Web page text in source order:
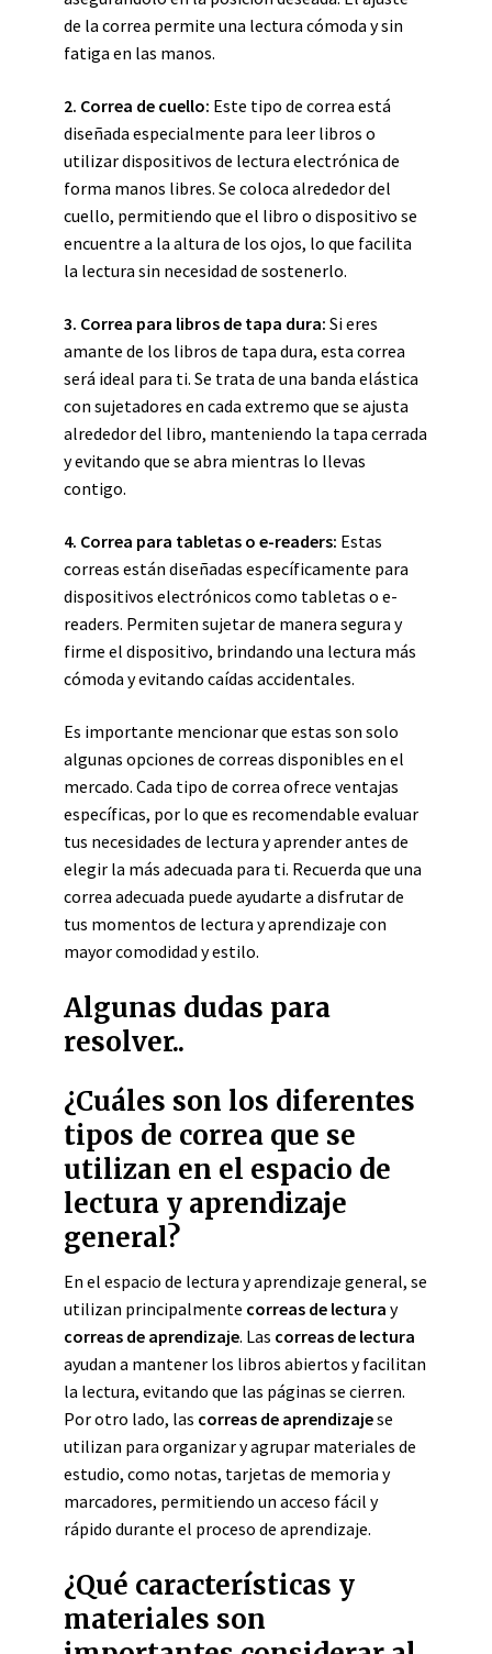
de la correa permite una lectura cómoda y sin
fatiga en las manos.
2. Correa de cuello: Este tipo de correa está
diseñada especialmente para leer libros o
utilizar dispositivos de lectura electrónica de
forma manos libres. Se coloca alrededor del
cuello, permitiendo que el libro o dispositivo se
encuentre a la altura de los ojos, lo que facilita
la lectura sin necesidad de sostenerlo.
3. Correa para libros de tapa dura: Si eres
amante de los libros de tapa dura, esta correa
será ideal para ti. Se trata de una banda elástica
con sujetadores en cada extremo que se ajusta
alrededor del libro, manteniendo la tapa cerrada
y evitando que se abra mientras lo llevas
contigo.
4. Correa para tabletas o e-readers: Estas
correas están diseñadas específicamente para
dispositivos electrónicos como tabletas o e-
readers. Permiten sujetar de manera segura y
firme el dispositivo, brindando una lectura más
cómoda y evitando caídas accidentales.
Es importante mencionar que estas son solo
algunas opciones de correas disponibles en el
mercado. Cada tipo de correa ofrece ventajas
específicas, por lo que es recomendable evaluar
tus necesidades de lectura y aprender antes de
elegir la más adecuada para ti. Recuerda que una
correa adecuada puede ayudarte a disfrutar de
tus momentos de lectura y aprendizaje con
mayor comodidad y estilo.
Algunas dudas para
resolver..
¿Cuáles son los diferentes
tipos de correa que se
utilizan en el espacio de
lectura y aprendizaje
general?
En el espacio de lectura y aprendizaje general, se
utilizan principalmente correas de lectura y
correas de aprendizaje. Las correas de lectura
ayudan a mantener los libros abiertos y facilitan
la lectura, evitando que las páginas se cierren.
Por otro lado, las correas de aprendizajese
utilizan para organizar y agrupar materiales de
estudio, como notas, tarjetas de memoria y
marcadores, permitiendo un acceso fácil y
rápido durante el proceso de aprendizaje.
¿Qué características y
materiales son